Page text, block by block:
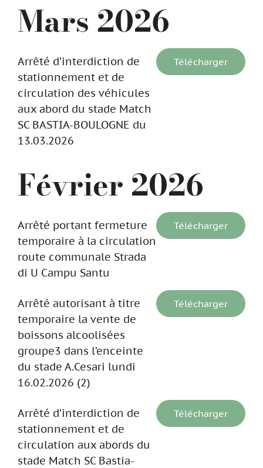
Mars 2026
Arrêté d’interdiction de
stationnement et de
circulation des véhicules
aux abord du stade Match
SC BASTIA-BOULOGNE du
13.03.2026
Télécharger
Février 2026
Arrêté portant fermeture
temporaire à la circulation
route communale Strada
di U Campu Santu
Télécharger
Arrêté autorisant à titre
temporaire la vente de
boissons alcoolisées
groupe3 dans l’enceinte
du stade A.Cesari lundi
16.02.2026 (2)
Télécharger
Arrêté d’interdiction de
stationnement et de
circulation aux abords du
stade Match SC Bastia-
Télécharger